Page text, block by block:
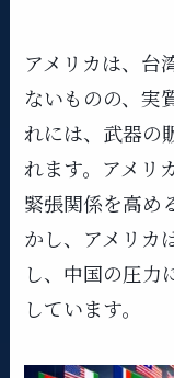
アメリカは、台
ないものの、実
れには、武器の
れます。アメリ
緊張関係を高め
かし、アメリカ
し、中国の圧力
しています。